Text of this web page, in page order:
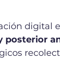
digital
posterior